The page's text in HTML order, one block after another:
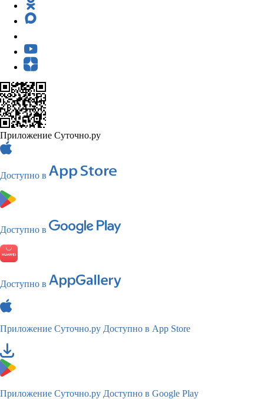
Приложение Суточно.ру
Доступно в
Доступно в
Доступно в
Приложение Суточно.ру Доступно в App Store
Приложение Суточно.ру Доступно в Google Play